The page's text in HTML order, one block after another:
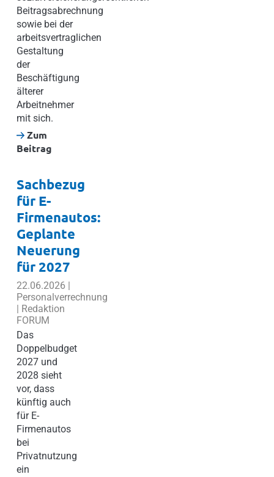
Beitragsabrechnung
sowie bei der
arbeitsvertraglichen
Gestaltung
der
Beschäftigung
älterer
Arbeitnehmer
mit sich.
Zum
Beitrag
Sachbezug
für E-
Firmenautos:
Geplante
Neuerung
für 2027
22.06.2026 |
Personalverrechnung
| Redaktion
FORUM
Das
Doppelbudget
2027 und
2028 sieht
vor, dass
künftig auch
für E-
Firmenautos
bei
Privatnutzung
ein